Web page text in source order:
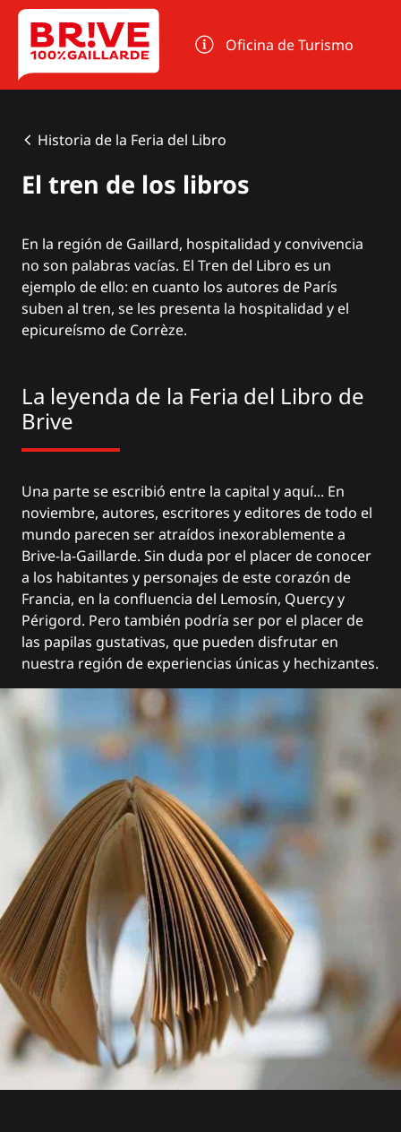
Panel de gestión de cookies
Oficina de Turismo
Historia de la Feria del Libro
El tren de los libros
En la región de Gaillard, hospitalidad y convivencia
no son palabras vacías. El Tren del Libro es un
ejemplo de ello: en cuanto los autores de París
suben al tren, se les presenta la hospitalidad y el
epicureísmo de Corrèze.
La leyenda de la Feria del Libro de
Brive
Una parte se escribió entre la capital y aquí... En
noviembre, autores, escritores y editores de todo el
mundo parecen ser atraídos inexorablemente a
Brive-la-Gaillarde. Sin duda por el placer de conocer
a los habitantes y personajes de este corazón de
Francia, en la confluencia del Lemosín, Quercy y
Périgord. Pero también podría ser por el placer de
las papilas gustativas, que pueden disfrutar en
nuestra región de experiencias únicas y hechizantes.